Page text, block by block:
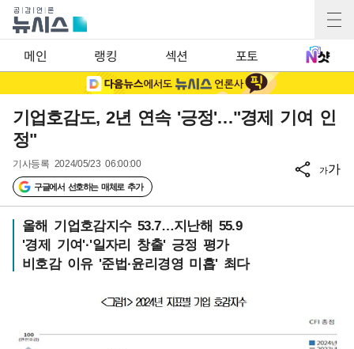
메인 랭킹 섹션 포토
기업호감도, 2년 연속 '긍정'…"경제 기여 인
정"
기사등록 2024/05/23 06:00:00
구글에서 선호하는 매체로 추가
가가
올해 기업호감지수 53.7…지난해 55.9
'경제 기여'·'일자리 창출' 긍정 평가
비호감 이유 '준법·윤리경영 미흡' 최다